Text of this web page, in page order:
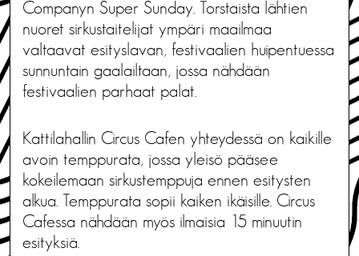
Companyn Super Sunday. Torstaista lähtien
nuoret sirkustaitelijat ympäri maailmaa
valtaavat esityslavan, festivaalien huipentuessa
sunnuntain gaalailtaan, jossa nähdään
festivaalien parhaat palat.
Kattilahallin Circus Cafen yhteydessä on kaikille
avoin temppurata, jossa yleisö pääsee
kokeilemaan sirkustemppuja ennen esitysten
alkua. Temppurata sopii kaiken ikäisille. Circus
Cafessa nähdään myös ilmaisia 15 minuutin
esityksiä.